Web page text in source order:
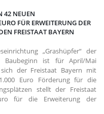
42 NEUEN
FÜR ERWEITERUNG DER
FREISTAAT BAYERN
„Grashüpfer“ der
Baubeginn ist für April/Mai
der Freistaat Bayern mit
Euro Förderung für die
stellt der Freistaat
für die Erweiterung der